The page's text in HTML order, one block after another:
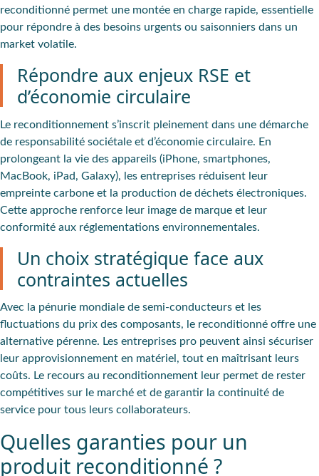
reconditionné permet une montée en charge rapide, essentielle
pour répondre à des besoins urgents ou saisonniers dans un
market volatile.
Répondre aux enjeux RSE et
d’économie circulaire
Le reconditionnement s’inscrit pleinement dans une démarche
de responsabilité sociétale et d’économie circulaire. En
prolongeant la vie des appareils (iPhone, smartphones,
MacBook, iPad, Galaxy), les entreprises réduisent leur
empreinte carbone et la production de déchets électroniques.
Cette approche renforce leur image de marque et leur
conformité aux réglementations environnementales.
Un choix stratégique face aux
contraintes actuelles
Avec la pénurie mondiale de semi-conducteurs et les
fluctuations du prix des composants, le reconditionné offre une
alternative pérenne. Les entreprises pro peuvent ainsi sécuriser
leur approvisionnement en matériel, tout en maîtrisant leurs
coûts. Le recours au reconditionnement leur permet de rester
compétitives sur le marché et de garantir la continuité de
service pour tous leurs collaborateurs.
Quelles garanties pour un
produit reconditionné ?